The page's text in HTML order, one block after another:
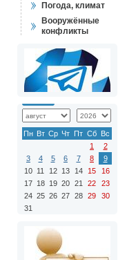
Погода, климат
Вооружённые
конфликты
Пн Вт Ср Чт Пт Сб Вс
1
2
3
4 5 6 7 8
9
10 11 12 13 14 15
16
17 18 19 20 21 22
23
24 25 26 27 28 29
30
31